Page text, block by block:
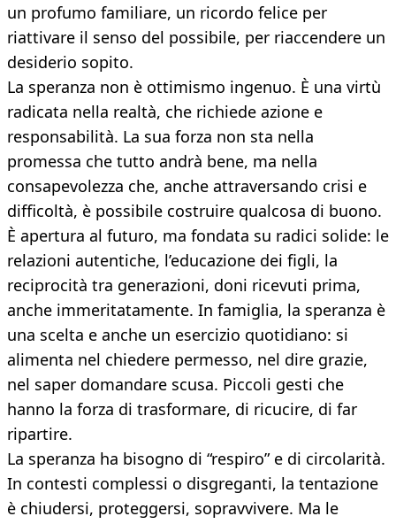
un profumo familiare, un ricordo felice per
riattivare il senso del possibile, per riaccendere un
desiderio sopito.
La speranza non è ottimismo ingenuo. È una virtù
radicata nella realtà, che richiede azione e
responsabilità. La sua forza non sta nella
promessa che tutto andrà bene, ma nella
consapevolezza che, anche attraversando crisi e
difficoltà, è possibile costruire qualcosa di buono.
È apertura al futuro, ma fondata su radici solide: le
relazioni autentiche, l’educazione dei figli, la
reciprocità tra generazioni, doni ricevuti prima,
anche immeritatamente. In famiglia, la speranza è
una scelta e anche un esercizio quotidiano: si
alimenta nel chiedere permesso, nel dire grazie,
nel saper domandare scusa. Piccoli gesti che
hanno la forza di trasformare, di ricucire, di far
ripartire.
La speranza ha bisogno di “respiro” e di circolarità.
In contesti complessi o disgreganti, la tentazione
è chiudersi, proteggersi, sopravvivere. Ma le